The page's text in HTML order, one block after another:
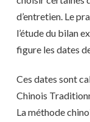
d’entretien. Le
l’étude du bilan
figure les dates
Ces dates sont
Chinois
La méthode